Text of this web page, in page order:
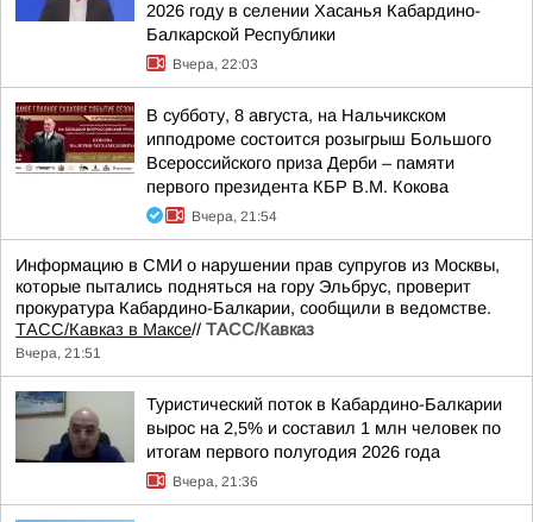
2026 году в селении Хасанья Кабардино-
Балкарской Республики
Вчера, 22:03
В субботу, 8 августа, на Нальчикском
ипподроме состоится розыгрыш Большого
Всероссийского приза Дерби – памяти
первого президента КБР В.М. Кокова
Вчера, 21:54
Информацию в СМИ о нарушении прав супругов из Москвы,
которые пытались подняться на гору Эльбрус, проверит
прокуратура Кабардино-Балкарии, сообщили в ведомстве.
ТАСС/Кавказ в Максе// ТАСС/Кавказ
Вчера, 21:51
Туристический поток в Кабардино-Балкарии
вырос на 2,5% и составил 1 млн человек по
итогам первого полугодия 2026 года
Вчера, 21:36